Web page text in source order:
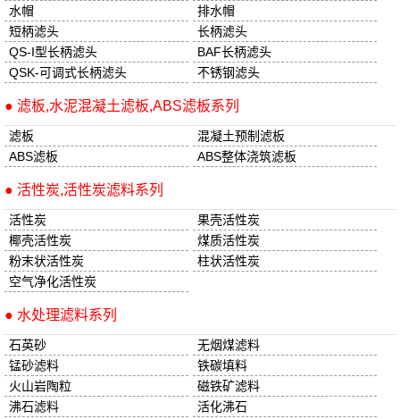
水帽
排水帽
短柄滤头
长柄滤头
QS-I型长柄滤头
BAF长柄滤头
QSK-可调式长柄滤头
不锈钢滤头
● 滤板,水泥混凝土滤板,ABS滤板系列
滤板
混凝土预制滤板
ABS滤板
ABS整体浇筑滤板
● 活性炭,活性炭滤料系列
活性炭
果壳活性炭
椰壳活性炭
煤质活性炭
粉末状活性炭
柱状活性炭
空气净化活性炭
● 水处理滤料系列
石英砂
无烟煤滤料
锰砂滤料
铁碳填料
火山岩陶粒
磁铁矿滤料
沸石滤料
活化沸石